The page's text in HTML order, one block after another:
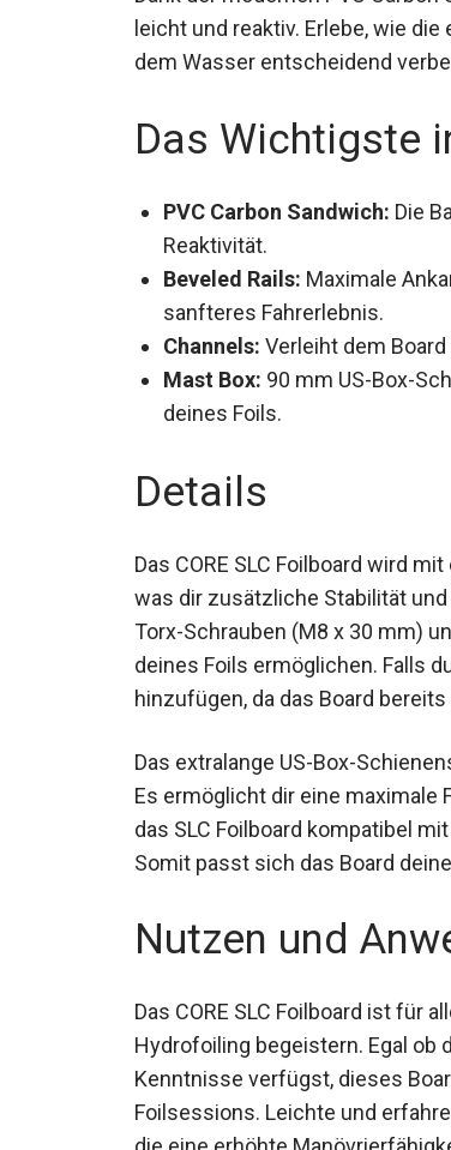
auch leicht und reaktiv. Erlebe,
Performance auf dem Wasser
Das Wichtigste
PVC Carbon Sandwich: Die
Reaktivität.
Beveled Rails: Maximale
sanfteres Fahrerlebnis.
Channels: Verleiht dem
Mast Box: 90 mm US-Box-
deines Foils.
Details
Das CORE SLC Foilboard wird
geliefert, was dir zusätzliche
auch vier Torx-Schrauben (M8 x
Montage deines Foils
optional hinzufügen, da das
Das extralange US-Box-
Boards. Es ermöglicht dir eine
und macht das SLC Foilboard
Systemen. Somit passt sich das
Nutzen und
Das CORE SLC Foilboard ist für
Hydrofoiling begeistern. Egal ob
Kenntnisse verfügst, dieses
Foilsessions. Leichte und